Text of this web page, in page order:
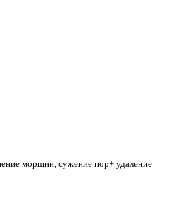
морщин, сужение пор+ удаление